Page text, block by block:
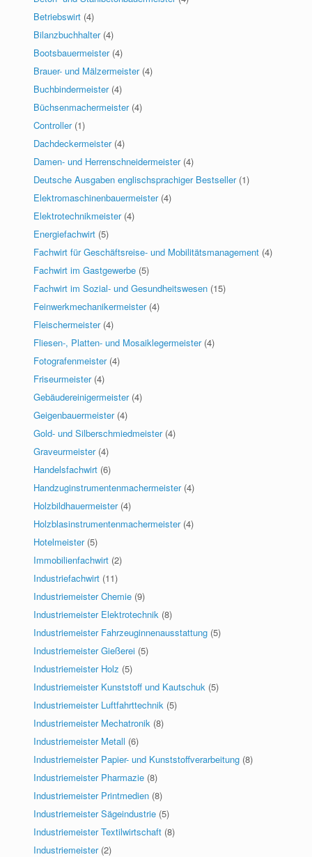
Betriebswirt (4)
Bilanzbuchhalter (4)
Bootsbauermeister (4)
Brauer- und Mälzermeister (4)
Buchbindermeister (4)
Büchsenmachermeister (4)
Controller (1)
Dachdeckermeister (4)
Damen- und Herrenschneidermeister (4)
Deutsche Ausgaben englischsprachiger Bestseller (1)
Elektromaschinenbauermeister (4)
Elektrotechnikmeister (4)
Energiefachwirt (5)
Fachwirt für Geschäftsreise- und Mobilitätsmanagement (4)
Fachwirt im Gastgewerbe (5)
Fachwirt im Sozial- und Gesundheitswesen (15)
Feinwerkmechanikermeister (4)
Fleischermeister (4)
Fliesen-, Platten- und Mosaiklegermeister (4)
Fotografenmeister (4)
Friseurmeister (4)
Gebäudereinigermeister (4)
Geigenbauermeister (4)
Gold- und Silberschmiedmeister (4)
Graveurmeister (4)
Handelsfachwirt (6)
Handzuginstrumentenmachermeister (4)
Holzbildhauermeister (4)
Holzblasinstrumentenmachermeister (4)
Hotelmeister (5)
Immobilienfachwirt (2)
Industriefachwirt (11)
Industriemeister Chemie (9)
Industriemeister Elektrotechnik (8)
Industriemeister Fahrzeuginnenausstattung (5)
Industriemeister Gießerei (5)
Industriemeister Holz (5)
Industriemeister Kunststoff und Kautschuk (5)
Industriemeister Luftfahrttechnik (5)
Industriemeister Mechatronik (8)
Industriemeister Metall (6)
Industriemeister Papier- und Kunststoffverarbeitung (8)
Industriemeister Pharmazie (8)
Industriemeister Printmedien (8)
Industriemeister Sägeindustrie (5)
Industriemeister Textilwirtschaft (8)
Industriemeister (2)